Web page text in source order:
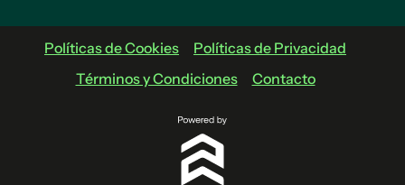
Políticas de Cookies
Políticas de Privacidad
Términos y Condiciones
Contacto